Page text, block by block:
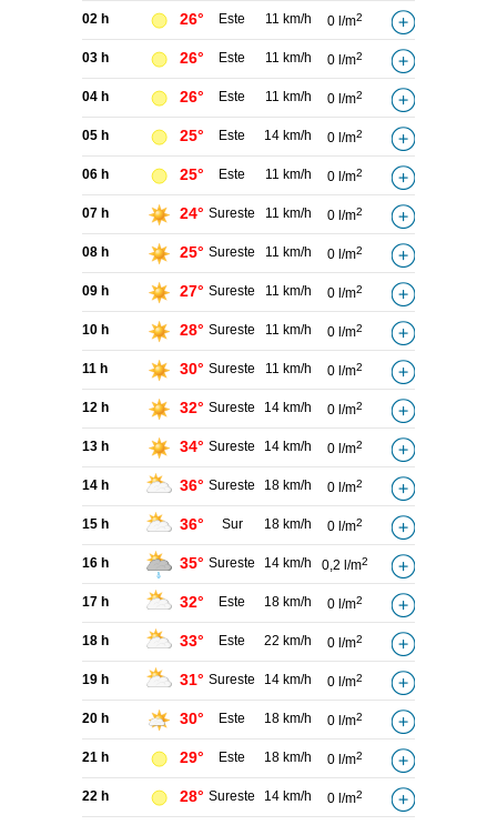
02 h 26° Este 11 km/h 0 l/m2
03 h 26° Este 11 km/h 0 l/m2
04 h 26° Este 11 km/h 0 l/m2
05 h 25° Este 14 km/h 0 l/m2
06 h 25° Este 11 km/h 0 l/m2
07 h 24° Sureste 11 km/h 0 l/m2
08 h 25° Sureste 11 km/h 0 l/m2
09 h 27° Sureste 11 km/h 0 l/m2
10 h 28° Sureste 11 km/h 0 l/m2
11 h 30° Sureste 11 km/h 0 l/m2
12 h 32° Sureste 14 km/h 0 l/m2
13 h 34° Sureste 14 km/h 0 l/m2
14 h 36° Sureste 18 km/h 0 l/m2
15 h 36° Sur 18 km/h 0 l/m2
16 h 35° Sureste 14 km/h 0,2 l/m2
17 h 32° Este 18 km/h 0 l/m2
18 h 33° Este 22 km/h 0 l/m2
19 h 31° Sureste 14 km/h 0 l/m2
20 h 30° Este 18 km/h 0 l/m2
21 h 29° Este 18 km/h 0 l/m2
22 h 28° Sureste 14 km/h 0 l/m2